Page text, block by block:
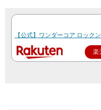
【公式】ワンダーコア ロック
楽